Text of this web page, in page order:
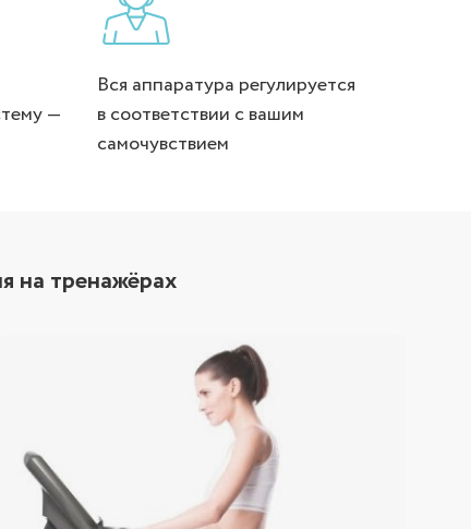
—
Вся аппаратура регулируется
в соответствии с вашим
самочувствием
на тренажёрах